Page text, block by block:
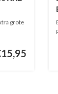
grote